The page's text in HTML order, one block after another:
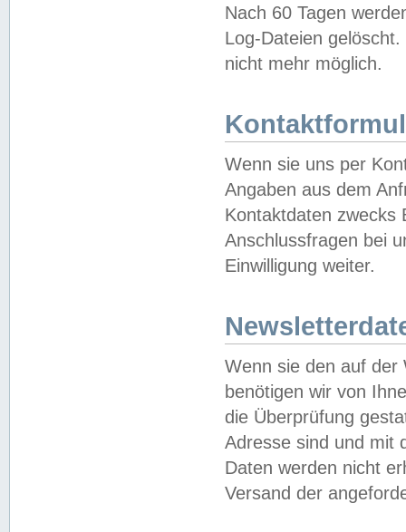
Nach 60 Tagen
Log-Dateien
nicht mehr möglich.
Wenn sie uns per
Angaben aus dem
Kontaktdaten zwecks
Anschlussfragen bei
Einwilligung weiter.
Wenn sie den auf der
benötigen wir von
die Überprüfung
Adresse sind und mit
Daten werden nicht
Versand der